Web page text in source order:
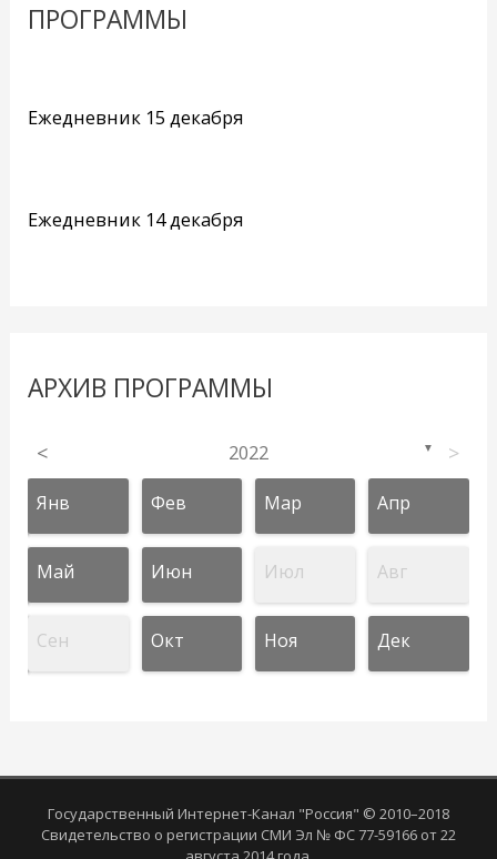
ПРОГРАММЫ
Ежедневник 15 декабря
Ежедневник 14 декабря
АРХИВ ПРОГРАММЫ
< 2022 ▼ >
Янв Фев Мар Апр
Май Июн Июл Авг
Сен Окт Ноя Дек
Государственный Интернет-Канал "Россия" © 2010–2018
Свидетельство о регистрации СМИ Эл № ФС 77-59166 от 22